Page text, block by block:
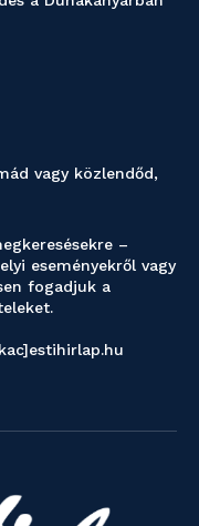
vagy közlendőd,
–
eseményekről vagy
fogadjuk a